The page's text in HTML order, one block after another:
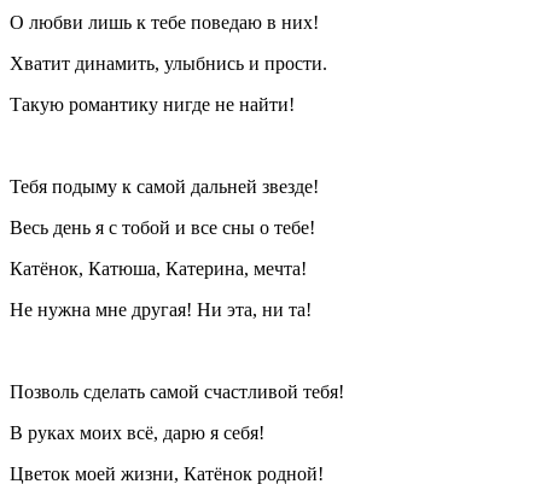
О любви лишь к тебе поведаю в них!
Хватит динамить, улыбнись и прости.
Такую романтику нигде не найти!
Тебя подыму к самой дальней звезде!
Весь день я с тобой и все сны о тебе!
Катёнок, Катюша, Катерина, мечта!
Не нужна мне другая! Ни эта, ни та!
Позволь сделать самой счастливой тебя!
В руках моих всё, дарю я себя!
Цветок моей жизни, Катёнок родной!